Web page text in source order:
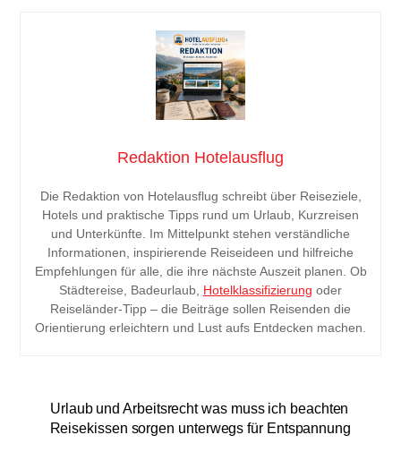
Redaktion Hotelausflug
Die Redaktion von Hotelausflug schreibt über Reiseziele,
Hotels und praktische Tipps rund um Urlaub, Kurzreisen
und Unterkünfte. Im Mittelpunkt stehen verständliche
Informationen, inspirierende Reiseideen und hilfreiche
Empfehlungen für alle, die ihre nächste Auszeit planen. Ob
Städtereise, Badeurlaub, Hotelklassifizierung oder
Reiseländer-Tipp – die Beiträge sollen Reisenden die
Orientierung erleichtern und Lust aufs Entdecken machen.
Urlaub und Arbeitsrecht was muss ich beachten
Reisekissen sorgen unterwegs für Entspannung